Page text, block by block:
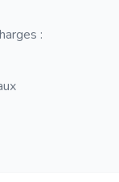
: